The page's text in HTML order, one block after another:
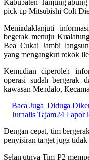
Kabupaten
pick up Mitsubishi Colt
Menindaklanjuti
begerak menuju
Bea Cukai Jambi
yang mengangkut rokok
Kemudian diperoleh
operasi sudah bergerak
kawasan Mendalo,
Baca Juga Diduga
Jurnalis Tajam24 Lapor
Dengan cepat, tim
penyisiran target juga tidak
Selanjutnya Tim P2